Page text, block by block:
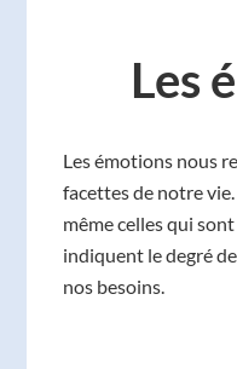
Les
Les émotions nous
facettes de notre
même celles qui
indiquent le degré
nos besoins.